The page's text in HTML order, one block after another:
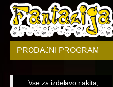
PRODAJNI PROGRAM
Vse za izdelavo nakita,